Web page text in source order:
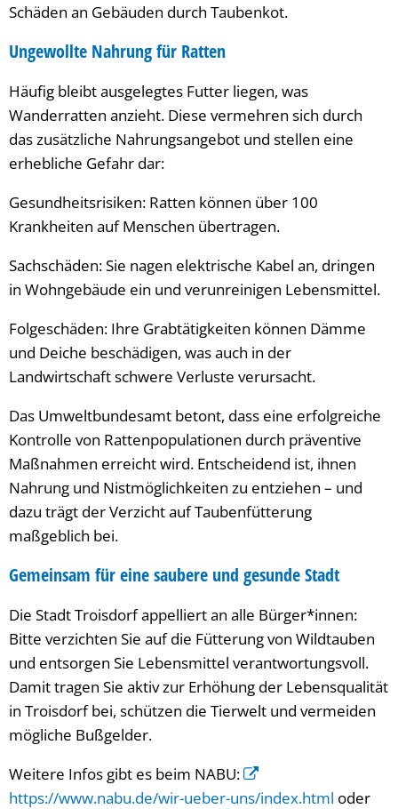
Schäden an Gebäuden durch Taubenkot.
Ungewollte Nahrung für Ratten
Häufig bleibt ausgelegtes Futter liegen, was
Wanderratten anzieht. Diese vermehren sich durch
das zusätzliche Nahrungsangebot und stellen eine
erhebliche Gefahr dar:
Gesundheitsrisiken: Ratten können über 100
Krankheiten auf Menschen übertragen.
Sachschäden: Sie nagen elektrische Kabel an, dringen
in Wohngebäude ein und verunreinigen Lebensmittel.
Folgeschäden: Ihre Grabtätigkeiten können Dämme
und Deiche beschädigen, was auch in der
Landwirtschaft schwere Verluste verursacht.
Das Umweltbundesamt betont, dass eine erfolgreiche
Kontrolle von Rattenpopulationen durch präventive
Maßnahmen erreicht wird. Entscheidend ist, ihnen
Nahrung und Nistmöglichkeiten zu entziehen – und
dazu trägt der Verzicht auf Taubenfütterung
maßgeblich bei.
Gemeinsam für eine saubere und gesunde Stadt
Die Stadt Troisdorf appelliert an alle Bürger*innen:
Bitte verzichten Sie auf die Fütterung von Wildtauben
und entsorgen Sie Lebensmittel verantwortungsvoll.
Damit tragen Sie aktiv zur Erhöhung der Lebensqualität
in Troisdorf bei, schützen die Tierwelt und vermeiden
mögliche Bußgelder.
Weitere Infos gibt es beim NABU:
https://www.nabu.de/wir-ueber-uns/index.html oder